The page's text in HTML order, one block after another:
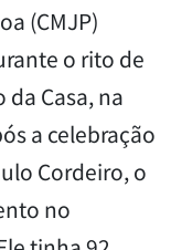
(CMJP)
o rito de
Casa, na
a celebração
Cordeiro, o
no